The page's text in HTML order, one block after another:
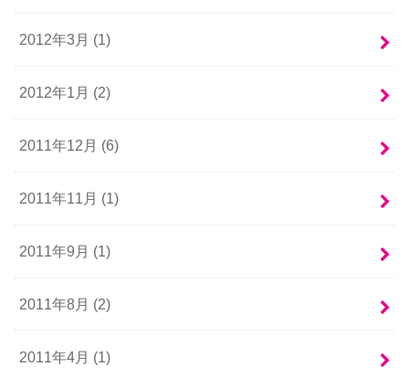
2012年3月 (1)
2012年1月 (2)
2011年12月 (6)
2011年11月 (1)
2011年9月 (1)
2011年8月 (2)
2011年4月 (1)